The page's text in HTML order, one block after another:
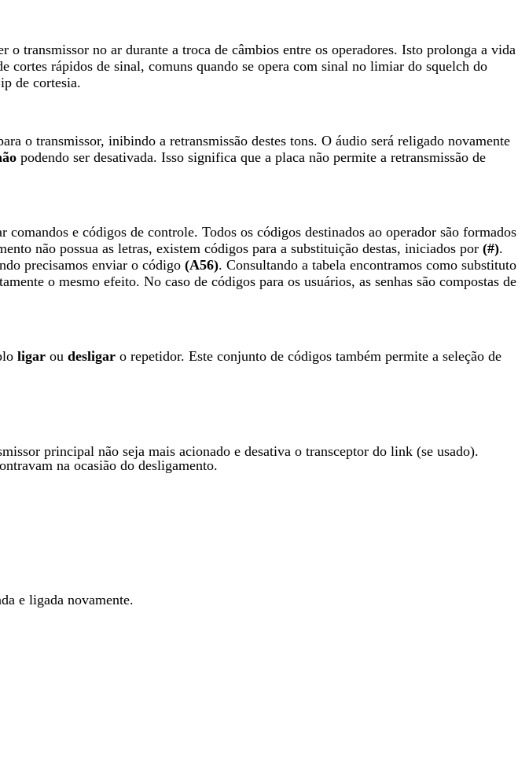
transmissor no ar durante a troca de câmbios entre os operadores. Isto prolonga a vida
cortes rápidos de sinal, comuns quando se opera com sinal no limiar do squelch do
de cortesia.
o transmissor, inibindo a retransmissão destes tons. O áudio será religado novamente
podendo ser desativada. Isso significa que a placa não permite a retransmissão de
e códigos de controle. Todos os códigos destinados ao operador são formados
não possua as letras, existem códigos para a substituição destas, iniciados por (#).
precisamos enviar o código (A56). Consultando a tabela encontramos como substituto
o mesmo efeito. No caso de códigos para os usuários, as senhas são compostas de
ligar ou desligar o repetidor. Este conjunto de códigos também permite a seleção de
principal não seja mais acionado e desativa o transceptor do link (se usado).
na ocasião do desligamento.
e ligada novamente.